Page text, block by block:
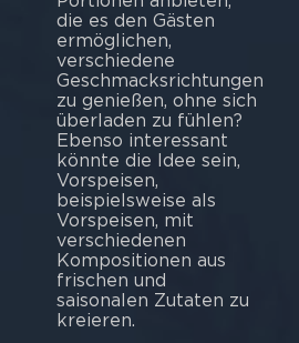
die es den Gästen
ermöglichen,
verschiedene
Geschmacksrichtungen
zu genießen, ohne sich
überladen zu fühlen?
Ebenso interessant
könnte die Idee sein,
Vorspeisen,
beispielsweise als
Vorspeisen, mit
verschiedenen
Kompositionen aus
frischen und
saisonalen Zutaten zu
kreieren.